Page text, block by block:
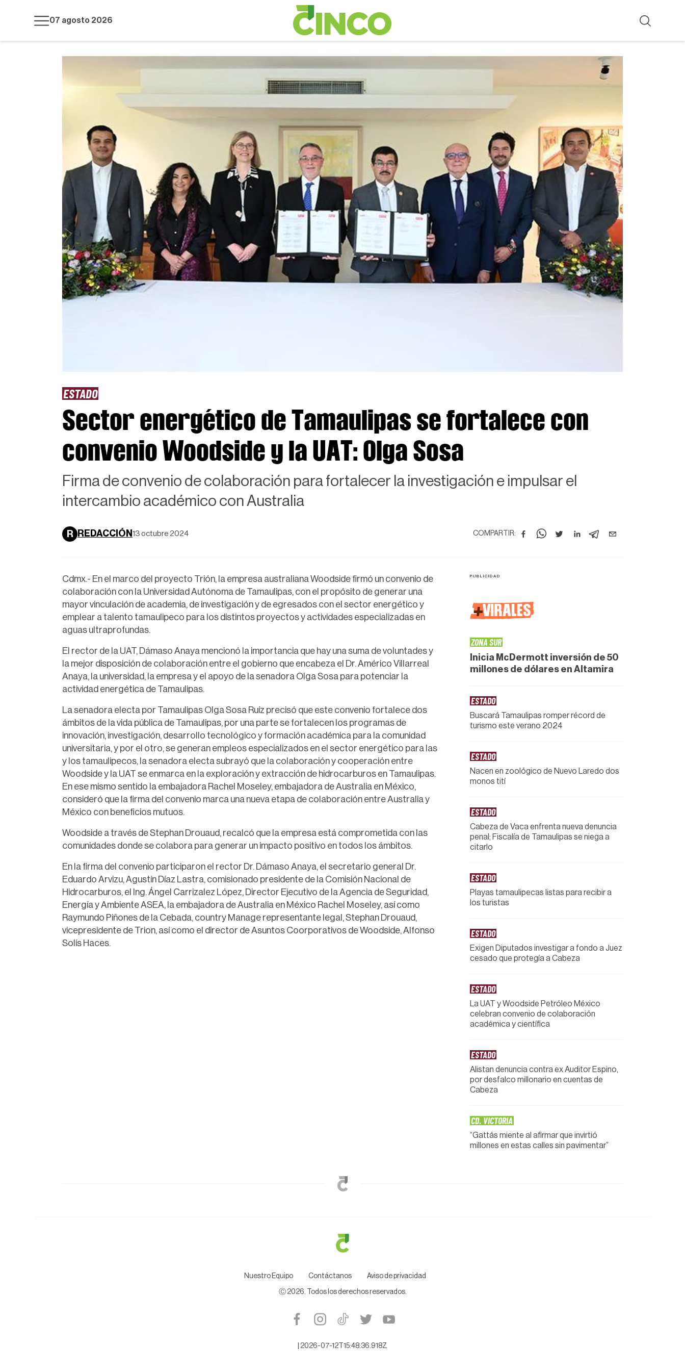
07 agosto 2026
ESTADO
Sector energético de Tamaulipas se fortalece con
convenio Woodside y la UAT: Olga Sosa
Firma de convenio de colaboración para fortalecer la investigación e impulsar el
intercambio académico con Australia
R REDACCIÓN 13 octubre 2024 COMPARTIR:
Cdmx.- En el marco del proyecto Trión, la empresa australiana Woodside firmó un convenio de
colaboración con la Universidad Autónoma de Tamaulipas, con el propósito de generar una
mayor vinculación de academia, de investigación y de egresados con el sector energético y
emplear a talento tamaulipeco para los distintos proyectos y actividades especializadas en
aguas ultraprofundas.
El rector de la UAT, Dámaso Anaya mencionó la importancia que hay una suma de voluntades y
la mejor disposición de colaboración entre el gobierno que encabeza el Dr. Américo Villarreal
Anaya, la universidad, la empresa y el apoyo de la senadora Olga Sosa para potenciar la
actividad energética de Tamaulipas.
La senadora electa por Tamaulipas Olga Sosa Ruíz precisó que este convenio fortalece dos
ámbitos de la vida pública de Tamaulipas, por una parte se fortalecen los programas de
innovación, investigación, desarrollo tecnológico y formación académica para la comunidad
universitaria, y por el otro, se generan empleos especializados en el sector energético para las
y los tamaulipecos, la senadora electa subrayó que la colaboración y cooperación entre
Woodside y la UAT se enmarca en la exploración y extracción de hidrocarburos en Tamaulipas.
En ese mismo sentido la embajadora Rachel Moseley, embajadora de Australia en México,
consideró que la firma del convenio marca una nueva etapa de colaboración entre Australia y
México con beneficios mutuos.
Woodside a través de Stephan Drouaud, recalcó que la empresa está comprometida con las
comunidades donde se colabora para generar un impacto positivo en todos los ámbitos.
En la firma del convenio participaron el rector Dr. Dámaso Anaya, el secretario general Dr.
Eduardo Arvizu, Agustín Díaz Lastra, comisionado presidente de la Comisión Nacional de
Hidrocarburos, el Ing. Ángel Carrizalez López, Director Ejecutivo de la Agencia de Seguridad,
Energía y Ambiente ASEA, la embajadora de Australia en México Rachel Moseley, así como
Raymundo Piñones de la Cebada, country Manage representante legal, Stephan Drouaud,
vicepresidente de Trion, así como el director de Asuntos Coorporativos de Woodside, Alfonso
Solís Haces.
+VIRALES
ZONA SUR
Inicia McDermott inversión de 50
millones de dólares en Altamira
ESTADO
Buscará Tamaulipas romper récord de
turismo este verano 2024
ESTADO
Nacen en zoológico de Nuevo Laredo dos
monos tití
ESTADO
Cabeza de Vaca enfrenta nueva denuncia
penal; Fiscalía de Tamaulipas se niega a
citarlo
ESTADO
Playas tamaulipecas listas para recibir a
los turistas
ESTADO
Exigen Diputados investigar a fondo a Juez
cesado que protegía a Cabeza
ESTADO
La UAT y Woodside Petróleo México
celebran convenio de colaboración
académica y científica
ESTADO
Alistan denuncia contra ex Auditor Espino,
por desfalco millonario en cuentas de
Cabeza
CD. VICTORIA
“Gattás miente al afirmar que invirtió
millones en estas calles sin pavimentar”
Nuestro Equipo Contáctanos Aviso de privacidad
Ⓒ 2026 . Todos los derechos reservados.
2026-07-12T15:48:36.918Z